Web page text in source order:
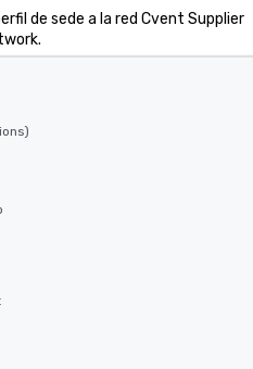
de sede a la red Cvent Supplier